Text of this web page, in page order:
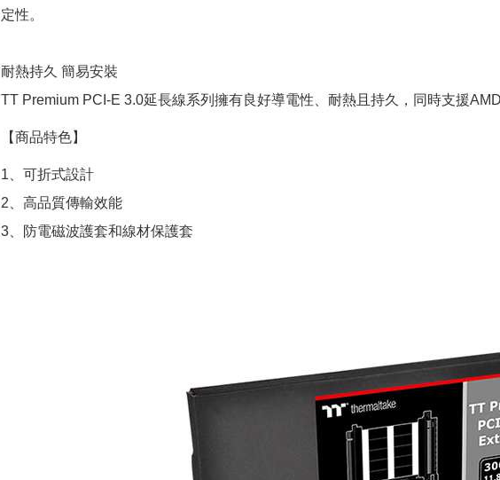
定性。
耐熱持久 簡易安裝
TT Premium PCI-E 3.0延長線系列擁有良好導電性、耐熱且持久，同時支援
【商品特色】
1、可折式設計
2、高品質傳輸效能
3、防電磁波護套和線材保護套